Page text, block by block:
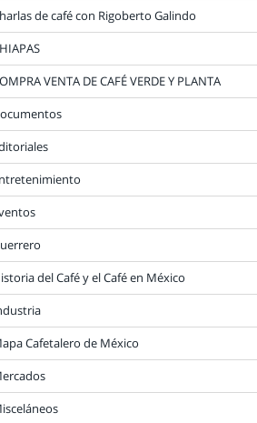
de café con Rigoberto Galindo
VENTA DE CAFÉ VERDE Y PLANTA
del Café y el Café en México
Cafetalero de México